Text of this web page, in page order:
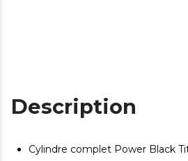
Description
Cylindre complet Power Black